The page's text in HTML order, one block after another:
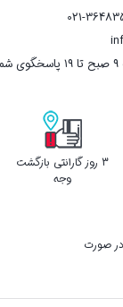
021-
3 روز گارانتی بازگشت
وجه
در صورت